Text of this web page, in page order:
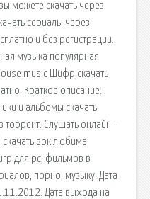
можете скачать через
сериалы через
и без регистрации.
музыка популярная
music Шифр скачать
Краткое описание:
и альбомы скачать
торрент. Слушать онлайн -
вок любима
для pc, фильмов в
порно, музыку. Дата
Дата выхода на